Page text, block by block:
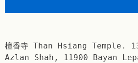
檀香寺 Than Hsiang Temple.
Azlan Shah, 11900 Bayan